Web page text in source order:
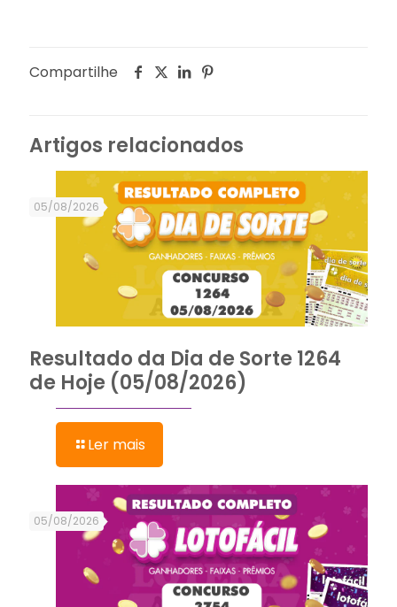
Compartilhe
Artigos relacionados
05/08/2026
Resultado da Dia de Sorte 1264
de Hoje (05/08/2026)
Ler mais
05/08/2026